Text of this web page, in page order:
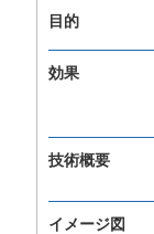
目的
効果
技術概要
イメージ図